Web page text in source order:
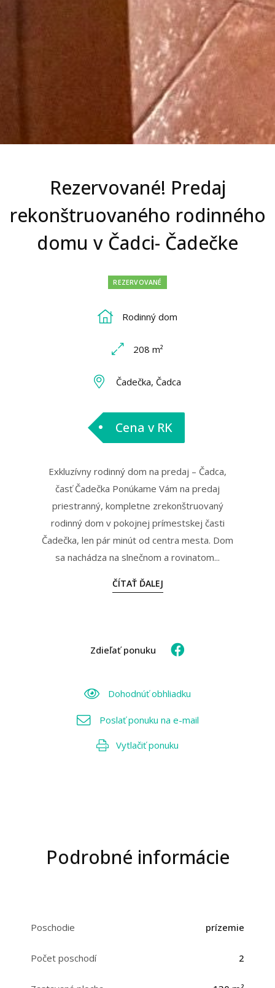
Rezervované! Predaj
rekonštruovaného rodinného
domu v Čadci- Čadečke
REZERVOVANÉ
Rodinný dom
208 m²
Čadečka, Čadca
Cena v RK
Exkluzívny rodinný dom na predaj – Čadca,
časť Čadečka Ponúkame Vám na predaj
priestranný, kompletne zrekonštruovaný
rodinný dom v pokojnej prímestskej časti
Čadečka, len pár minút od centra mesta. Dom
sa nachádza na slnečnom a rovinatom...
ČÍTAŤ ĎALEJ
Zdieľať ponuku
Dohodnúť obhliadku
Poslať ponuku na e-mail
Vytlačiť ponuku
Podrobné informácie
Poschodie prízemie
Počet poschodí 2